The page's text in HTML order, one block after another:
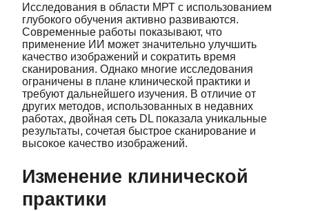
Исследования в области МРТ с использованием
глубокого обучения активно развиваются.
Современные работы показывают, что
применение ИИ может значительно улучшить
качество изображений и сократить время
сканирования. Однако многие исследования
ограничены в плане клинической практики и
требуют дальнейшего изучения. В отличие от
других методов, использованных в недавних
работах, двойная сеть DL показала уникальные
результаты, сочетая быстрое сканирование и
высокое качество изображений.
Изменение клинической
практики